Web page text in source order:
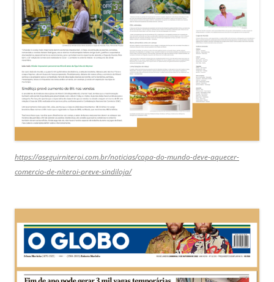
https://aseguirniteroi.com.br/noticias/copa-do-mundo-deve-aquecer-
comercio-de-niteroi-preve-sindiloja/